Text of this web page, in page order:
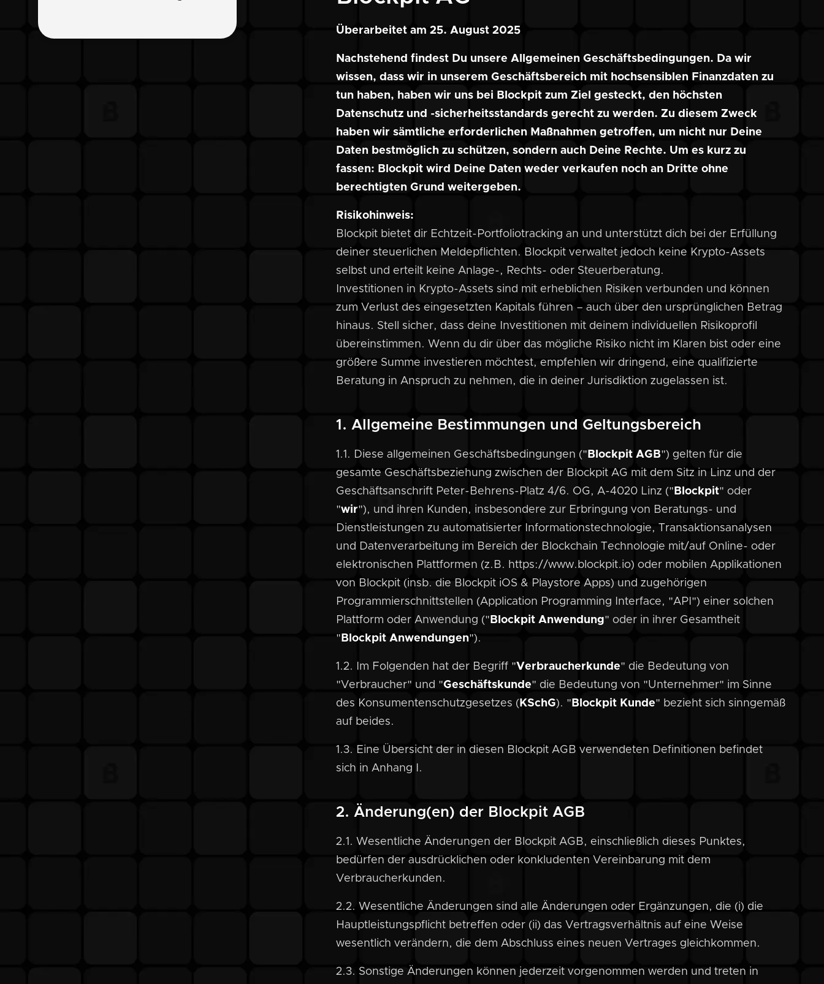
Überarbeitet am 25. August 2025
Nachstehend findest Du unsere Allgemeinen Geschäftsbedingungen. Da wir
wissen, dass wir in unserem Geschäftsbereich mit hochsensiblen Finanzdaten zu
tun haben, haben wir uns bei Blockpit zum Ziel gesteckt, den höchsten
Datenschutz und -sicherheitsstandards gerecht zu werden. Zu diesem Zweck
haben wir sämtliche erforderlichen Maßnahmen getroffen, um nicht nur Deine
Daten bestmöglich zu schützen, sondern auch Deine Rechte. Um es kurz zu
fassen: Blockpit wird Deine Daten weder verkaufen noch an Dritte ohne
berechtigten Grund weitergeben.
Risikohinweis:
Blockpit bietet dir Echtzeit-Portfoliotracking an und unterstützt dich bei der Erfüllung
deiner steuerlichen Meldepflichten. Blockpit verwaltet jedoch keine Krypto-Assets
selbst und erteilt keine Anlage-, Rechts- oder Steuerberatung.
Investitionen in Krypto-Assets sind mit erheblichen Risiken verbunden und können
zum Verlust des eingesetzten Kapitals führen – auch über den ursprünglichen Betrag
hinaus. Stell sicher, dass deine Investitionen mit deinem individuellen Risikoprofil
übereinstimmen. Wenn du dir über das mögliche Risiko nicht im Klaren bist oder eine
größere Summe investieren möchtest, empfehlen wir dringend, eine qualifizierte
Beratung in Anspruch zu nehmen, die in deiner Jurisdiktion zugelassen ist.
1. Allgemeine Bestimmungen und Geltungsbereich
1.1. Diese allgemeinen Geschäftsbedingungen (" Blockpit AGB") gelten für die
gesamte Geschäftsbeziehung zwischen der Blockpit AG mit dem Sitz in Linz und der
Geschäftsanschrift Peter-Behrens-Platz 4/6. OG, A-4020 Linz (" Blockpit" oder
"wir"), und ihren Kunden, insbesondere zur Erbringung von Beratungs- und
Dienstleistungen zu automatisierter Informationstechnologie, Transaktionsanalysen
und Datenverarbeitung im Bereich der Blockchain Technologie mit/auf Online- oder
elektronischen Plattformen (z.B. https://www.blockpit.io) oder mobilen Applikationen
von Blockpit (insb. die Blockpit iOS & Playstore Apps) und zugehörigen
Programmierschnittstellen (Application Programming Interface, "API") einer solchen
Plattform oder Anwendung (" Blockpit Anwendung" oder in ihrer Gesamtheit
" Blockpit Anwendungen").
1.2. Im Folgenden hat der Begriff "Verbraucherkunde" die Bedeutung von
"Verbraucher" und "Geschäftskunde" die Bedeutung von "Unternehmer" im Sinne
des Konsumentenschutzgesetzes ( KSchG). " Blockpit Kunde" bezieht sich sinngemäß
auf beides.
1.3. Eine Übersicht der in diesen Blockpit AGB verwendeten Definitionen befindet
sich in Anhang I.
2. Änderung(en) der Blockpit AGB
2.1. Wesentliche Änderungen der Blockpit AGB, einschließlich dieses Punktes,
bedürfen der ausdrücklichen oder konkludenten Vereinbarung mit dem
Verbraucherkunden.
2.2. Wesentliche Änderungen sind alle Änderungen oder Ergänzungen, die (i) die
Hauptleistungspflicht betreffen oder (ii) das Vertragsverhältnis auf eine Weise
wesentlich verändern, die dem Abschluss eines neuen Vertrages gleichkommen.
2.3. Sonstige Änderungen können jederzeit vorgenommen werden und treten in